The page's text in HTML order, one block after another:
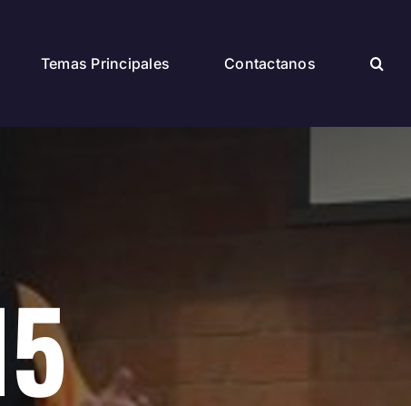
Temas Principales Contactanos